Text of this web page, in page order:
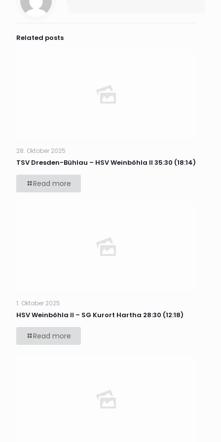
Related posts
28. Oktober 2025
TSV Dresden-Bühlau – HSV Weinböhla II 35:30 (18:14)
Read more
1. Oktober 2025
HSV Weinböhla II – SG Kurort Hartha 28:30 (12:18)
Read more